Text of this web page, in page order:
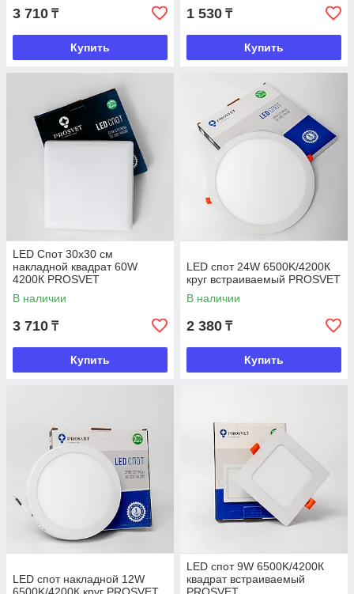
3 710 ₸
Купить
1 530 ₸
Купить
LED Cпот 30х30 см
накладной квадрат 60W
4200К PROSVET
В наличии
3 710 ₸
Купить
LED спот 24W 6500K/4200К
круг встраиваемый PROSVET
В наличии
2 380 ₸
Купить
LED спот накладной 12W
LED спот 9W 6500K/4200К
квадрат встраиваемый